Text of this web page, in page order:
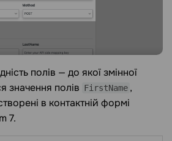
полів — до якої змінної
значення полів FirstName ,
в контактній формі
7.